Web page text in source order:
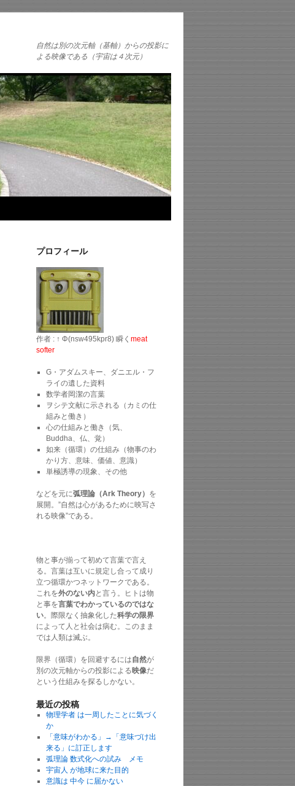
自然は別の次元軸（基軸）からの投影に
よる映像である（宇宙は４次元）
プロフィール
作者 : ↑ Φ(nsw495kpr8) 瞬く meat
softer
G・アダムスキー、ダニエル・フ
ライの遺した資料
数学者岡潔の言葉
ヲシテ文献に示される（カミの仕
組みと働き）
心の仕組みと働き（気、
Buddha、仏、覚）
如来（循環）の仕組み（物事のわ
かり方、意味、価値、意識）
単極誘導の現象、その他
などを元に弧理論（Ark Theory） を
展開。”自然は心があるために映写さ
れる映像”である。
物と事が揃って初めて言葉で言え
る。言葉は互いに規定し合って成り
立つ循環かつネットワークである。
これを外のない内と言う。ヒトは物
と事を言葉でわかっているのではな
い。際限なく抽象化した科学の限界
によって人と社会は病む。このまま
では人類は滅ぶ。
限界（循環）を回避するには自然が
別の次元軸からの投影による映像だ
という仕組みを探るしかない。
最近の投稿
物理学者 は一周したことに気づく
か
「意味がわかる」→「意味づけ出
来る」に訂正します
弧理論 数式化への試み メモ
宇宙人 が地球に来た目的
意識は 中今 に届かない